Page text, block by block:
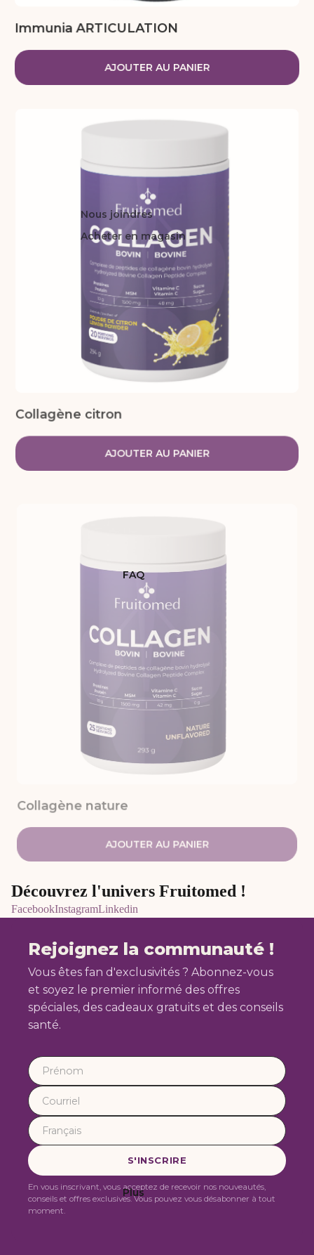
Nous joindres
Acheter en magasin
FAQ
Plus
Immunia ARTICULATION
AJOUTER AU PANIER
Collagène citron
AJOUTER AU PANIER
AJOUTER AU PANIER
Découvrez l'univers Fruitomed !
FacebookInstagramLinkedin
Rejoignez la communauté !
Vous êtes fan d'exclusivités ? Abonnez-vous
et soyez le premier informé des offres
spéciales, des cadeaux gratuits et des conseils
santé.
En vous inscrivant, vous acceptez de recevoir nos nouveautés,
conseils et offres exclusives. Vous pouvez vous désabonner à tout
moment.